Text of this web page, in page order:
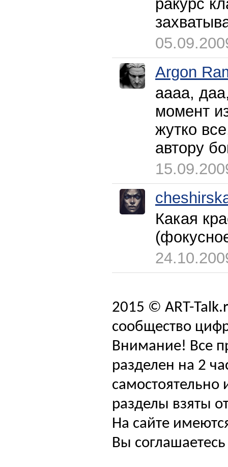
ракурс
Argon
аааа,
момент
жутко
автору
Какая
2015 © ART-
сообщество
Внимание! Все
разделен на 2
самостоятельно
разделы взяты
На сайте
Вы